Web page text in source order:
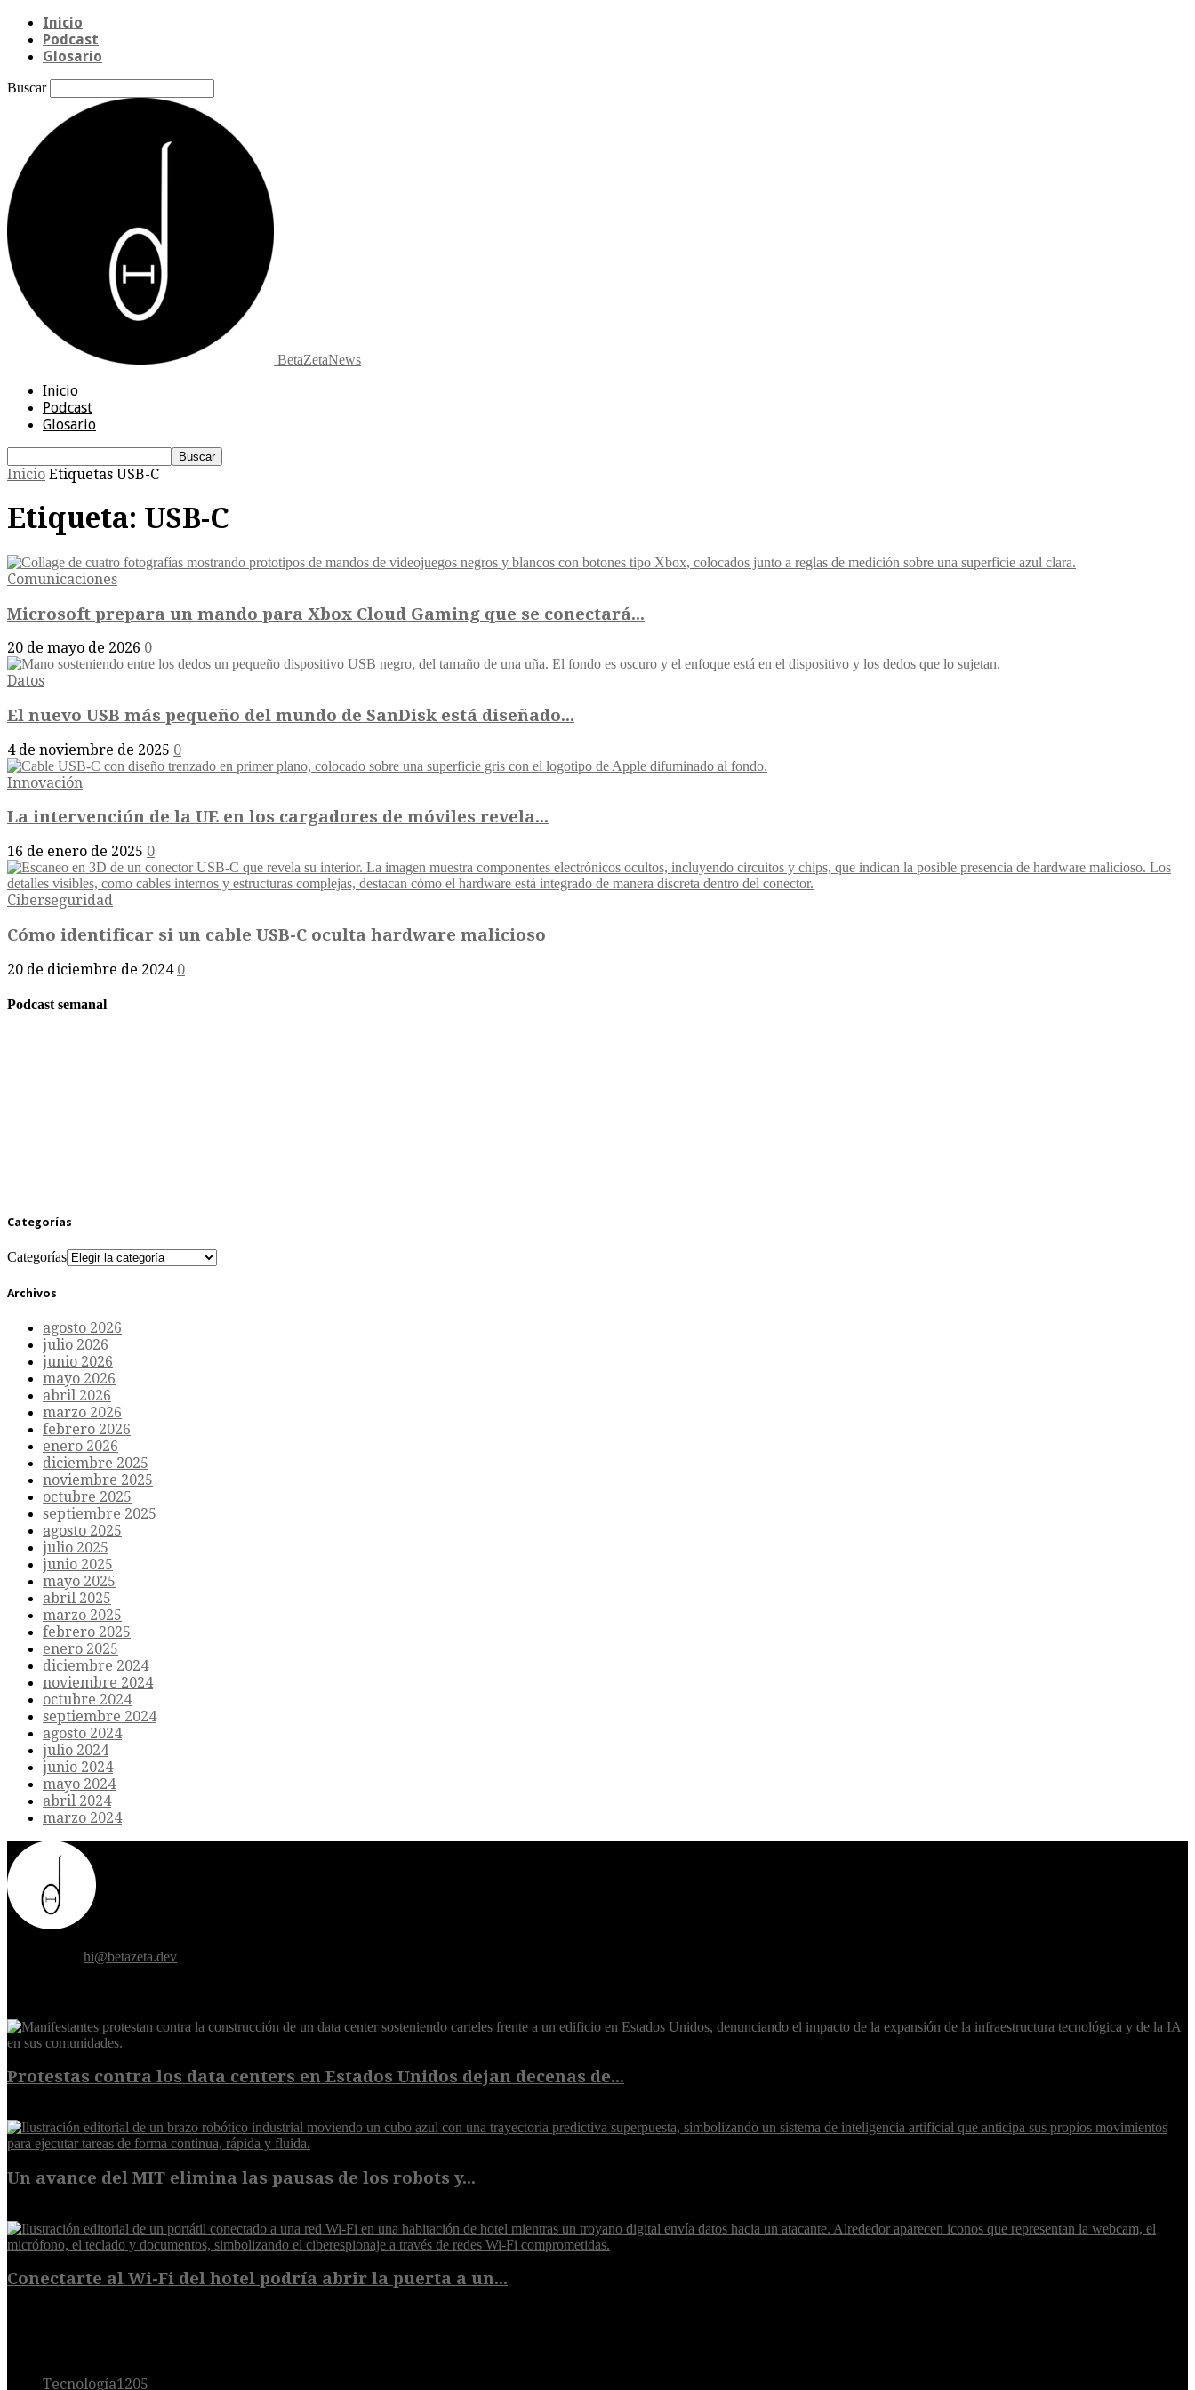
Inicio
Podcast
Glosario
Buscar
BetaZetaNews
Inicio
Podcast
Glosario
Inicio Etiquetas USB-C
Etiqueta: USB-C
Comunicaciones
Microsoft prepara un mando para Xbox Cloud Gaming que se conectará...
20 de mayo de 2026 0
Datos
El nuevo USB más pequeño del mundo de SanDisk está diseñado...
4 de noviembre de 2025 0
Innovación
La intervención de la UE en los cargadores de móviles revela...
16 de enero de 2025 0
Ciberseguridad
Cómo identificar si un cable USB-C oculta hardware malicioso
20 de diciembre de 2024 0
Podcast semanal
Categorías
Categorías
Archivos
agosto 2026
julio 2026
junio 2026
mayo 2026
abril 2026
marzo 2026
febrero 2026
enero 2026
diciembre 2025
noviembre 2025
octubre 2025
septiembre 2025
agosto 2025
julio 2025
junio 2025
mayo 2025
abril 2025
marzo 2025
febrero 2025
enero 2025
diciembre 2024
noviembre 2024
octubre 2024
septiembre 2024
agosto 2024
julio 2024
junio 2024
mayo 2024
abril 2024
marzo 2024
hi@betazeta.dev
Protestas contra los data centers en Estados Unidos dejan decenas de...
Un avance del MIT elimina las pausas de los robots y...
Conectarte al Wi-Fi del hotel podría abrir la puerta a un...
Tecnología1205